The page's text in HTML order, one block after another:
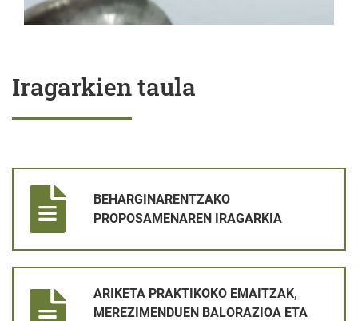
Iragarkien taula
BEHARGINARENTZAKO
PROPOSAMENAREN IRAGARKIA
ARIKETA PRAKTIKOKO EMAITZAK,
MEREZIMENDUEN BALORAZIOA ETA